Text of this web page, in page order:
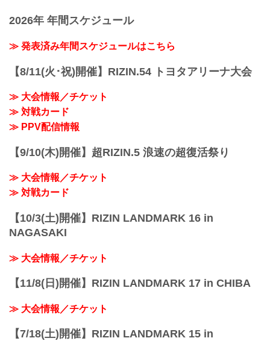
14:00開始（予定）
RIZIN FFオフィシャルサイトにてご案内
終了予定時間
20:00〜21:00頃
JR山手線「原宿」駅 徒歩5分
東京メトロ副都心線「明治神宮前」駅 徒
2026年 年間スケジュール
≫ 発表済み年間スケジュールはこちら
【8/11(火･祝)開催】RIZIN.54 トヨタアリーナ大会
≫ 大会情報／チケット
≫ 対戦カード
≫ PPV配信情報
【9/10(木)開催】超RIZIN.5 浪速の超復活祭り
≫ 大会情報／チケット
≫ 対戦カード
【10/3(土)開催】RIZIN LANDMARK 16 in
NAGASAKI
≫ 大会情報／チケット
【11/8(日)開催】RIZIN LANDMARK 17 in CHIBA
≫ 大会情報／チケット
【7/18(土)開催】RIZIN LANDMARK 15 in